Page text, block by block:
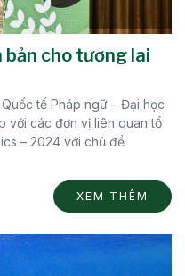
cho tương lai
tế Pháp ngữ – Đại học
với các đơn vị liên quan tổ
– 2024 với chủ đề
XEM THÊM